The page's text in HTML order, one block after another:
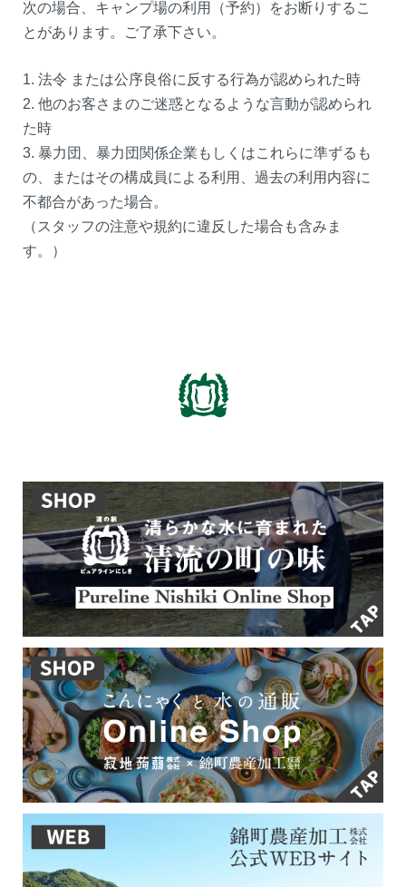
次の場合、キャンプ場の利用（予約）をお断りするこ
とがあります。ご了承下さい。
1. 法令 または公序良俗に反する行為が認められた時
2. 他のお客さまのご迷惑となるような言動が認められ
た時
3. 暴力団、暴力団関係企業もしくはこれらに準ずるも
の、またはその構成員による利用、過去の利用内容に
不都合があった場合。
（スタッフの注意や規約に違反した場合も含みま
す。）